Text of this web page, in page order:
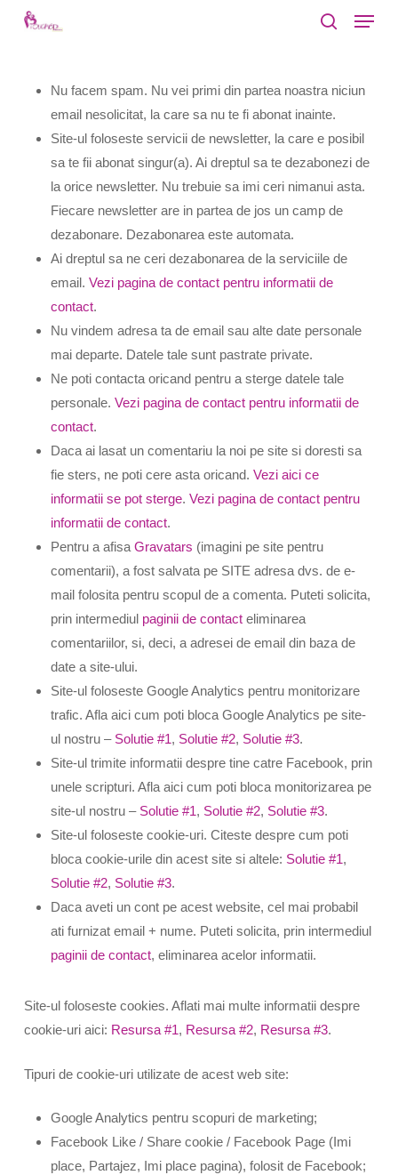
Menu
Nu facem spam. Nu vei primi din partea noastra niciun
email nesolicitat, la care sa nu te fi abonat inainte.
Site-ul foloseste servicii de newsletter, la care e posibil
sa te fii abonat singur(a). Ai dreptul sa te dezabonezi de
la orice newsletter. Nu trebuie sa imi ceri nimanui asta.
Fiecare newsletter are in partea de jos un camp de
dezabonare. Dezabonarea este automata.
Ai dreptul sa ne ceri dezabonarea de la serviciile de
email. Vezi pagina de contact pentru informatii de
contact.
Nu vindem adresa ta de email sau alte date personale
mai departe. Datele tale sunt pastrate private.
Ne poti contacta oricand pentru a sterge datele tale
personale. Vezi pagina de contact pentru informatii de
contact.
Daca ai lasat un comentariu la noi pe site si doresti sa
fie sters, ne poti cere asta oricand. Vezi aici ce
informatii se pot sterge. Vezi pagina de contact pentru
informatii de contact.
Pentru a afisa Gravatars (imagini pe site pentru
comentarii), a fost salvata pe SITE adresa dvs. de e-
mail folosita pentru scopul de a comenta. Puteti solicita,
prin intermediul paginii de contacteliminarea
comentariilor, si, deci, a adresei de email din baza de
date a site-ului.
Site-ul foloseste Google Analytics pentru monitorizare
trafic. Afla aici cum poti bloca Google Analytics pe site-
ul nostru – Solutie #1, Solutie #2, Solutie #3.
Site-ul trimite informatii despre tine catre Facebook, prin
unele scripturi. Afla aici cum poti bloca monitorizarea pe
site-ul nostru – Solutie #1, Solutie #2, Solutie #3.
Site-ul foloseste cookie-uri. Citeste despre cum poti
bloca cookie-urile din acest site si altele: Solutie #1,
Solutie #2, Solutie #3.
Daca aveti un cont pe acest website, cel mai probabil
ati furnizat email + nume. Puteti solicita, prin intermediul
paginii de contact, eliminarea acelor informatii.
Site-ul foloseste cookies. Aflati mai multe informatii despre
cookie-uri aici: Resursa #1, Resursa #2, Resursa #3.
Tipuri de cookie-uri utilizate de acest web site:
Google Analytics pentru scopuri de marketing;
Facebook Like / Share cookie / Facebook Page (Imi
place, Partajez, Imi place pagina), folosit de Facebook;